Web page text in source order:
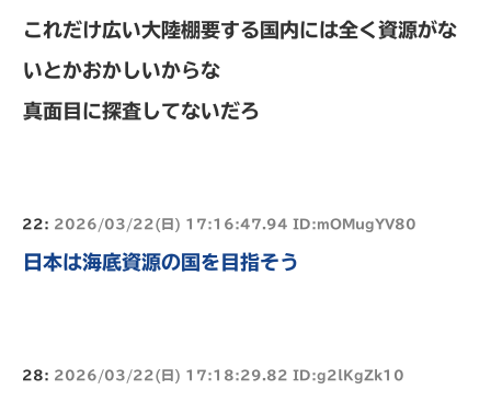
これだけ広い大陸棚要する国内には全く資源がな
いとかおかしいからな
真面目に探査してないだろ
22: 2026/03/22(日) 17:16:47.94 ID:mOMugYV80
日本は海底資源の国を目指そう
28: 2026/03/22(日) 17:18:29.82 ID:g2lKgZk10